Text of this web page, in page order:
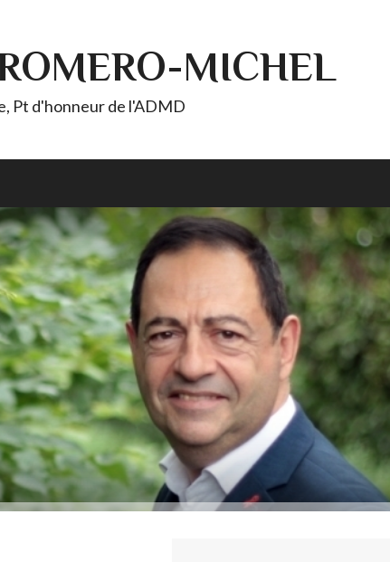
MICHEL
Pt d'honneur de l'ADMD